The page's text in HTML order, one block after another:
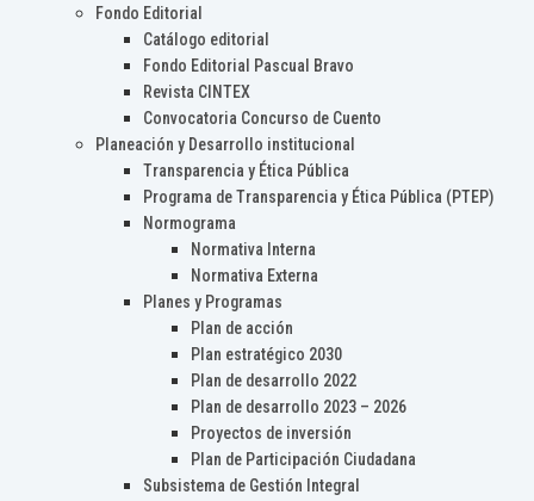
Fondo Editorial
Catálogo editorial
Fondo Editorial Pascual Bravo
Revista CINTEX
Convocatoria Concurso de Cuento
Planeación y Desarrollo institucional
Transparencia y Ética Pública
Programa de Transparencia y Ética Pública (PTEP)
Normograma
Normativa Interna
Normativa Externa
Planes y Programas
Plan de acción
Plan estratégico 2030
Plan de desarrollo 2022
Plan de desarrollo 2023 – 2026
Proyectos de inversión
Plan de Participación Ciudadana
Subsistema de Gestión Integral